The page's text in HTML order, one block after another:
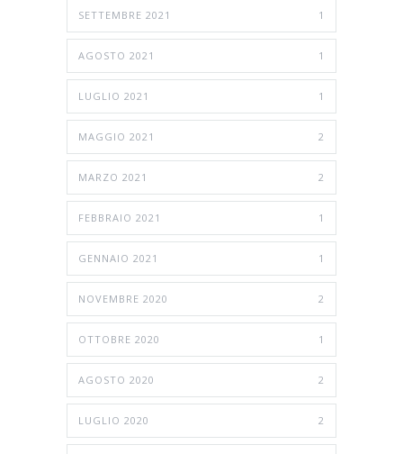
SETTEMBRE 2021 1
AGOSTO 2021 1
LUGLIO 2021 1
MAGGIO 2021 2
MARZO 2021 2
FEBBRAIO 2021 1
GENNAIO 2021 1
NOVEMBRE 2020 2
OTTOBRE 2020 1
AGOSTO 2020 2
LUGLIO 2020 2